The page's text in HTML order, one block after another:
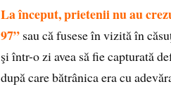
La început, prietenii nu au
97” sau că fusese în vizită în
şi într-o zi avea să fie capturată
după care bătrânica era cu